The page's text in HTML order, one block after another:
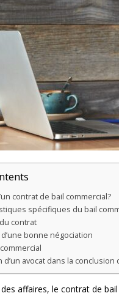
contrat de bail commercial?
spécifiques du bail
contrat
d’une bonne négociation
d’un avocat dans la conclusion
affaires, le contrat de